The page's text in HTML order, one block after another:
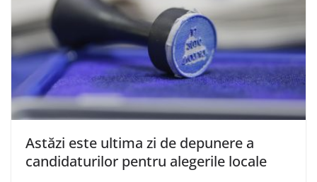
Astăzi este ultima zi de depunere a
candidaturilor pentru alegerile locale